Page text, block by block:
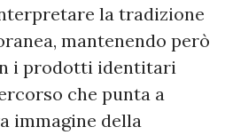
la tradizione
mantenendo però
i prodotti identitari
che punta a
immagine della